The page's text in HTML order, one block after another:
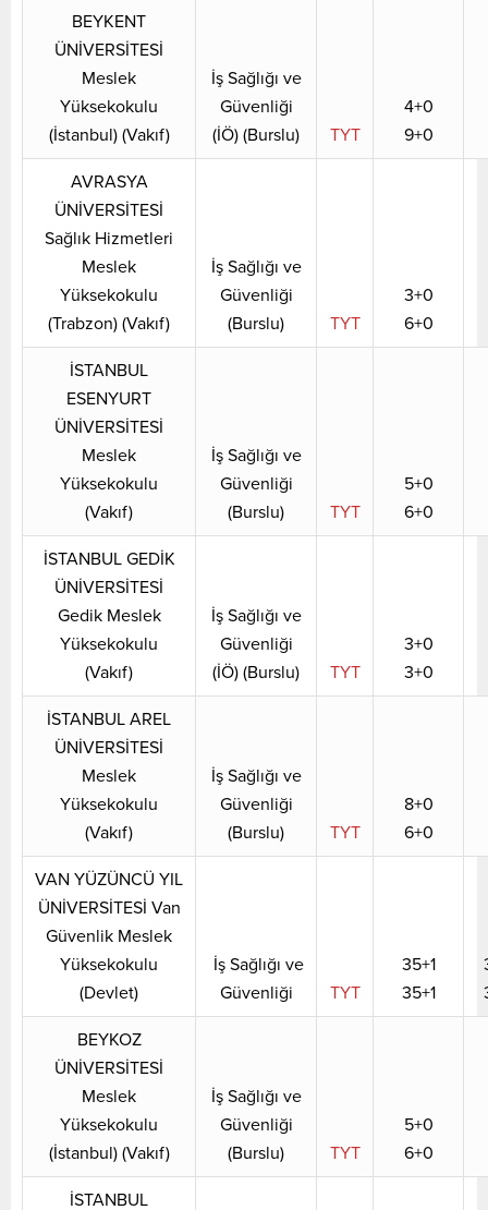
BEYKENT
ÜNİVERSİTESİ
Meslek
Yüksekokulu
(İstanbul) (Vakıf)
İş Sağlığı ve
Güvenliği
(İÖ) (Burslu)
TYT
4+0
9+0
AVRASYA
ÜNİVERSİTESİ
Sağlık Hizmetleri
Meslek
Yüksekokulu
(Trabzon) (Vakıf)
İş Sağlığı ve
Güvenliği
(Burslu)
TYT
3+0
6+0
İSTANBUL
ESENYURT
ÜNİVERSİTESİ
Meslek
Yüksekokulu
(Vakıf)
İş Sağlığı ve
Güvenliği
(Burslu)
TYT
5+0
6+0
İSTANBUL GEDİK
ÜNİVERSİTESİ
Gedik Meslek
Yüksekokulu
(Vakıf)
İş Sağlığı ve
Güvenliği
(İÖ) (Burslu)
TYT
3+0
3+0
İSTANBUL AREL
ÜNİVERSİTESİ
Meslek
Yüksekokulu
(Vakıf)
İş Sağlığı ve
Güvenliği
(Burslu)
TYT
8+0
6+0
VAN YÜZÜNCÜ YIL
ÜNİVERSİTESİ Van
Güvenlik Meslek
Yüksekokulu
(Devlet)
İş Sağlığı ve
Güvenliği
TYT
35+1
35+1
BEYKOZ
ÜNİVERSİTESİ
Meslek
Yüksekokulu
(İstanbul) (Vakıf)
İş Sağlığı ve
Güvenliği
(Burslu)
TYT
5+0
6+0
İSTANBUL